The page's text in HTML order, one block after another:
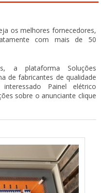
os melhores fornecedores,
com mais de 50
a plataforma Soluções
de fabricantes de qualidade
Painel elétrico
sobre o anunciante clique